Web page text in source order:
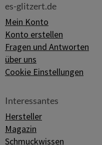
es-glitzert.de
Mein Konto
Konto erstellen
Fragen und Antworten
über uns
Cookie Einstellungen
Interessantes
Hersteller
Magazin
Schmuckwissen